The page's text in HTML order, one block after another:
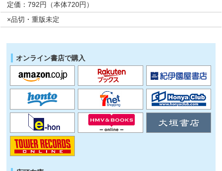
定価：792円（本体720円）
×品切・重版未定
オンライン書店で購入